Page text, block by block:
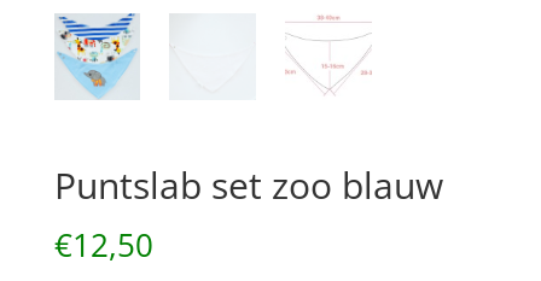
Puntslab set zoo blauw
€12,50